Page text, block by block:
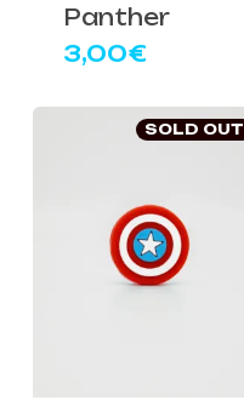
Panther
3,00€
SOLD OUT